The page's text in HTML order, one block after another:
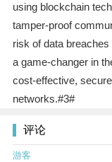
using blockchain
tamper-proof
risk of data
a game-changer in
cost-effective,
networks.#3#
评论
游客